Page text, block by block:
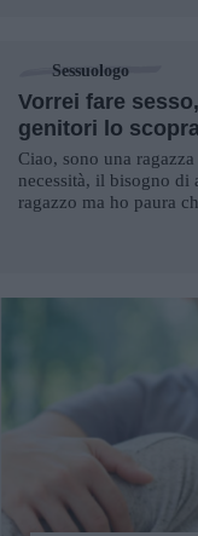
Sessuologo
Vorrei fare
genitori lo
Ciao, sono una
necessità, il bisogno di
ragazzo ma ho paura